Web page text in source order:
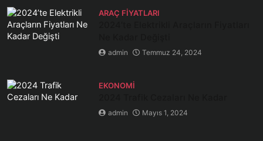
ARAÇ FIYATLARI
admin Temmuz 24, 2024
EKONOMI
admin Mayıs 1, 2024